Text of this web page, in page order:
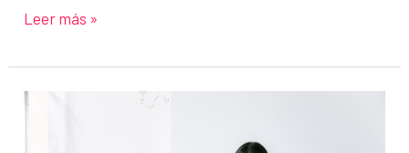
13
de
trabajo
Leer más »